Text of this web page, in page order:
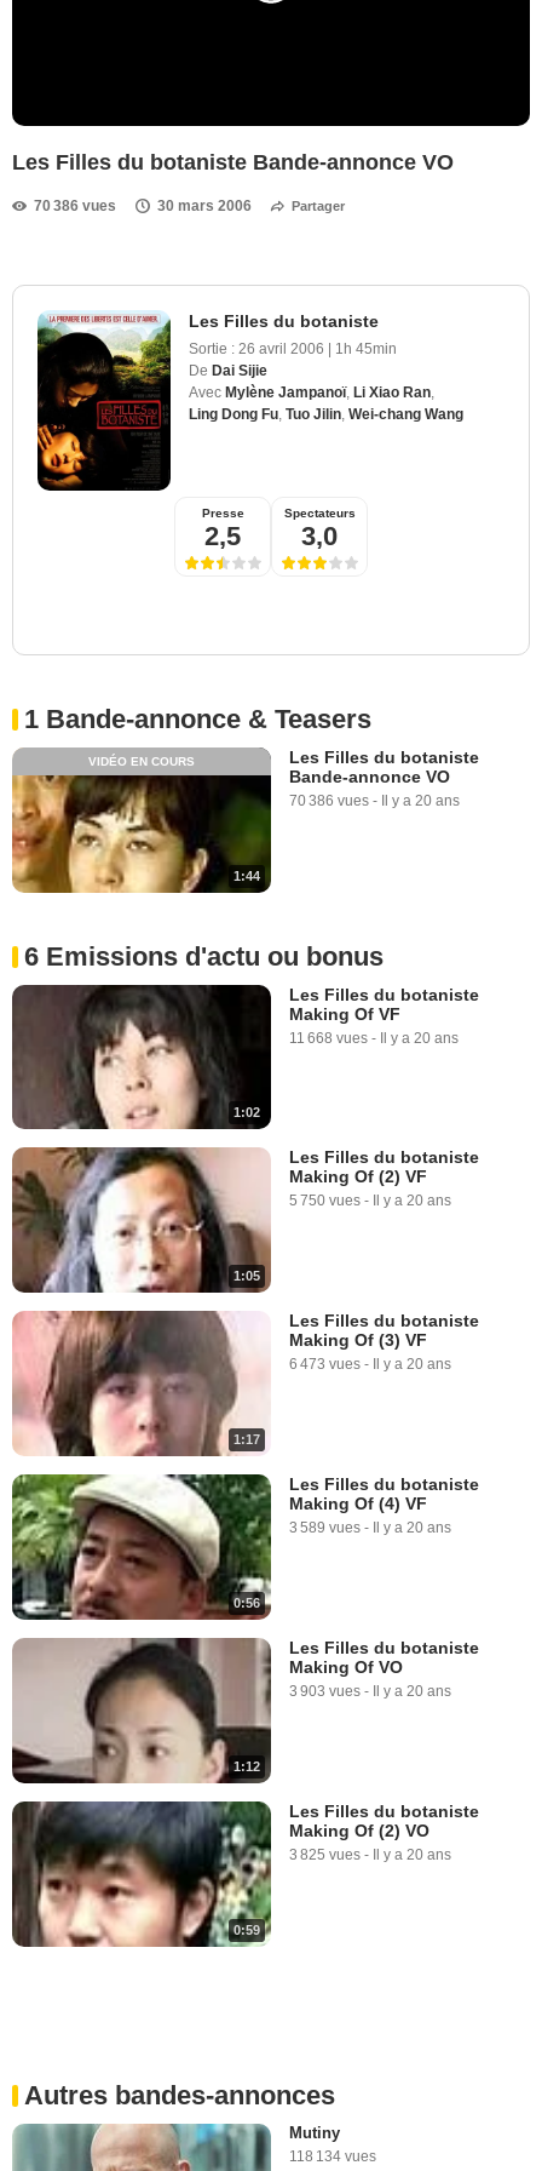
Les Filles du botaniste Bande-annonce VO
70 386 vues 30 mars 2006 Partager
Les Filles du botaniste
Sortie : 26 avril 2006 | 1h 45min
De Dai Sijie
Avec Mylène Jampanoï, Li Xiao Ran
Ling Dong Fu Tuo Jilin Wei-chang Wang
Presse
2,5
Spectateurs
3,0
1 Bande-annonce & Teasers
1:44
VIDÉO EN COURS
Les Filles du botaniste
Bande-annonce VO
70 386 vues - Il y a 20 ans
6 Emissions d'actu ou bonus
1:02
Les Filles du botaniste
Making Of VF
11 668 vues - Il y a 20 ans
1:05
Les Filles du botaniste
Making Of (2) VF
5 750 vues - Il y a 20 ans
1:17
Les Filles du botaniste
Making Of (3) VF
6 473 vues - Il y a 20 ans
0:56
Les Filles du botaniste
Making Of (4) VF
3 589 vues - Il y a 20 ans
1:12
Les Filles du botaniste
Making Of VO
3 903 vues - Il y a 20 ans
0:59
Les Filles du botaniste
Making Of (2) VO
3 825 vues - Il y a 20 ans
Autres bandes-annonces
Mutiny
118 134 vues